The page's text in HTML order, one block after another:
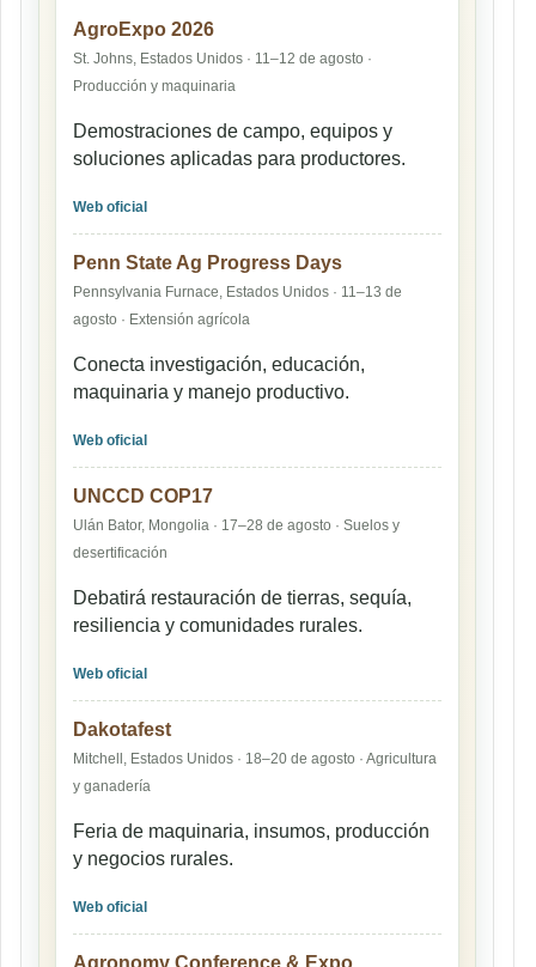
AgroExpo 2026
St. Johns, Estados Unidos · 11–12 de agosto ·
Producción y maquinaria
Demostraciones de campo, equipos y
soluciones aplicadas para productores.
Web oficial
Penn State Ag Progress Days
Pennsylvania Furnace, Estados Unidos · 11–13 de
agosto · Extensión agrícola
Conecta investigación, educación,
maquinaria y manejo productivo.
Web oficial
UNCCD COP17
Ulán Bator, Mongolia · 17–28 de agosto · Suelos y
desertificación
Debatirá restauración de tierras, sequía,
resiliencia y comunidades rurales.
Web oficial
Dakotafest
Mitchell, Estados Unidos · 18–20 de agosto · Agricultura
y ganadería
Feria de maquinaria, insumos, producción
y negocios rurales.
Web oficial
Agronomy Conference & Expo